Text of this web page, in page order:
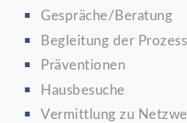
Gespräche/Beratung
Begleitung der
Präventionen
Hausbesuche
Vermittlung zu